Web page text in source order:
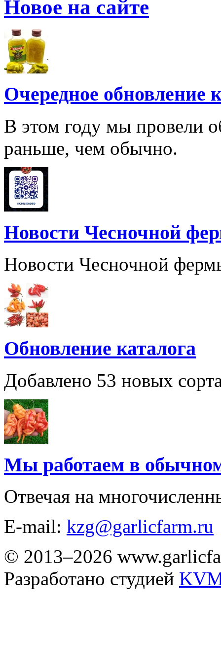
Новое на сайте
Очередное обновление
В этом году мы провели
раньше, чем обычно.
Новости Чесночной
Новости Чесночной
Обновление каталога
Добавлено 53 новых
Мы работаем в
Отвечая на
E-mail: kzg@garlicfarm.ru
© 2013–2026
Разработано студией